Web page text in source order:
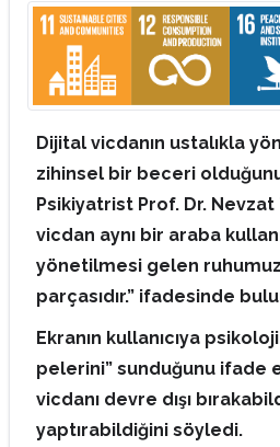
Dijital vicdanın ustalıkla
zihinsel bir beceri
Psikiyatrist Prof. Dr. Nevzat
vicdan aynı bir araba
yönetilmesi gelen
parçasıdır.” ifadesinde
Ekranın kullanıcıya
pelerini” sunduğunu ifade
vicdanı devre dışı
yaptırabildiğini söyledi.